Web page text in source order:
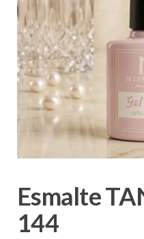
Esmalte
144